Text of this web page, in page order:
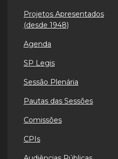
Projetos Apresentados
(desde 1948)
Agenda
SP Legis
Sessão Plenária
Pautas das Sessões
Comissões
CPIs